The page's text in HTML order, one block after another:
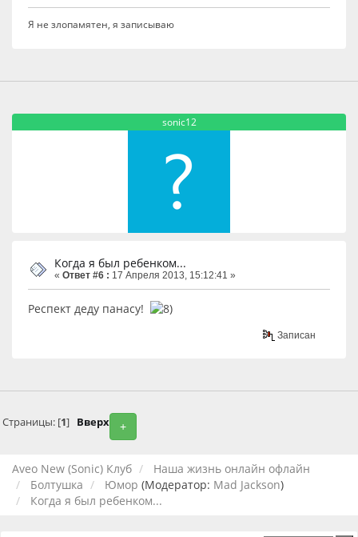
Я не злопамятен, я записываю
sonic12
Когда я был ребенком...
« Ответ #6 : 17 Апреля 2013, 15:12:41 »
Респект деду панасу!
Записан
+
Страницы: [1] Вверх
Aveo New (Sonic) Клуб
Наша жизнь онлайн офлайн
Болтушка
Юмор (Модератор: Mad Jackson)
Когда я был ребенком...